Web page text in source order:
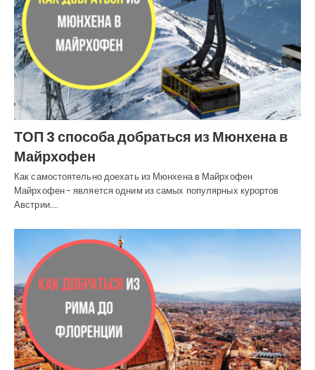
ТОП 3 способа добраться из Мюнхена в
Майрхофен
Как самостоятельно доехать из Мюнхена в Майрхофен
Майрхофен - является одним из самых популярных курортов
Австрии.…